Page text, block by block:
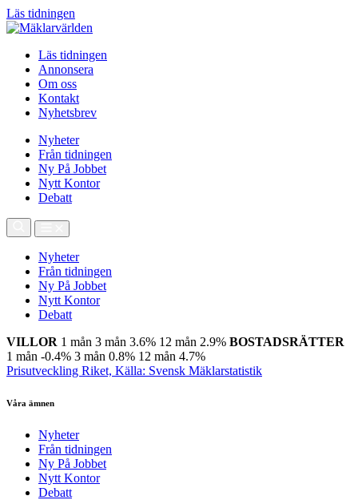
Läs tidningen
Läs tidningen
Annonsera
Om oss
Kontakt
Nyhetsbrev
Nyheter
Från tidningen
Ny På Jobbet
Nytt Kontor
Debatt
Nyheter
Från tidningen
Ny På Jobbet
Nytt Kontor
Debatt
VILLOR 1 mån 3 mån 3.6% 12 mån 2.9% BOSTADSRÄTTER
1 mån -0.4% 3 mån 0.8% 12 mån 4.7%
Prisutveckling Riket, Källa: Svensk Mäklarstatistik
Våra ämnen
Nyheter
Från tidningen
Ny På Jobbet
Nytt Kontor
Debatt